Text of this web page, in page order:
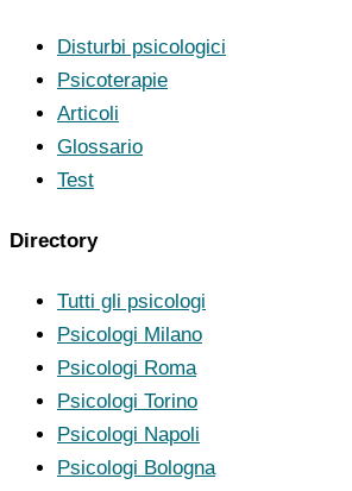
Disturbi psicologici
Psicoterapie
Articoli
Glossario
Test
Directory
Tutti gli psicologi
Psicologi Milano
Psicologi Roma
Psicologi Torino
Psicologi Napoli
Psicologi Bologna